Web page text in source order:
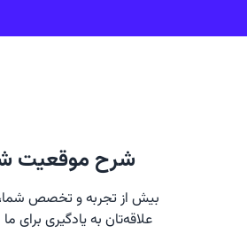
شرح موقعیت
بیش از تجربه و تخصص
علاقه‌تان به یادگیری برای